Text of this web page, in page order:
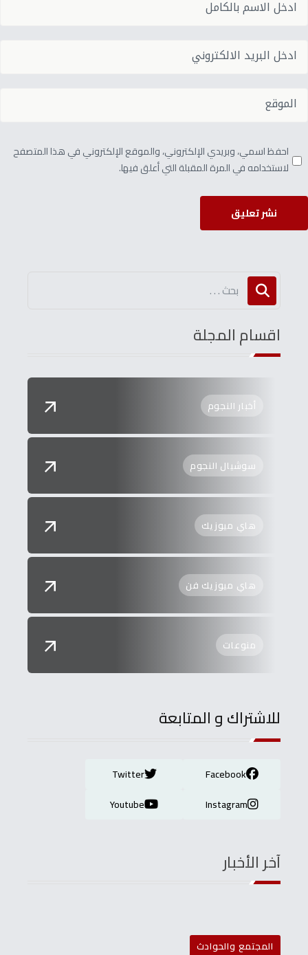
احفظ اسمي، وبريدي الإلكتروني، والموقع الإلكتروني في هذا المتصفح
لاستخدامه في المرة المقبلة التي أعلق فيها.
نشر تعليق
اقسام المجلة
أخبار النجوم
سوشيال النجوم
هاي ميوزيك
هاي ميوزيك فن
منوعات
للاشتراك و المتابعة
Facebook
Twitter
Instagram
Youtube
آخر الأخبار
المجتمع والحوادث